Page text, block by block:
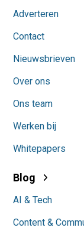
Adverteren
Contact
Nieuwsbrieven
Over ons
Ons team
Werken bij
Whitepapers
Blog
AI & Tech
Content &